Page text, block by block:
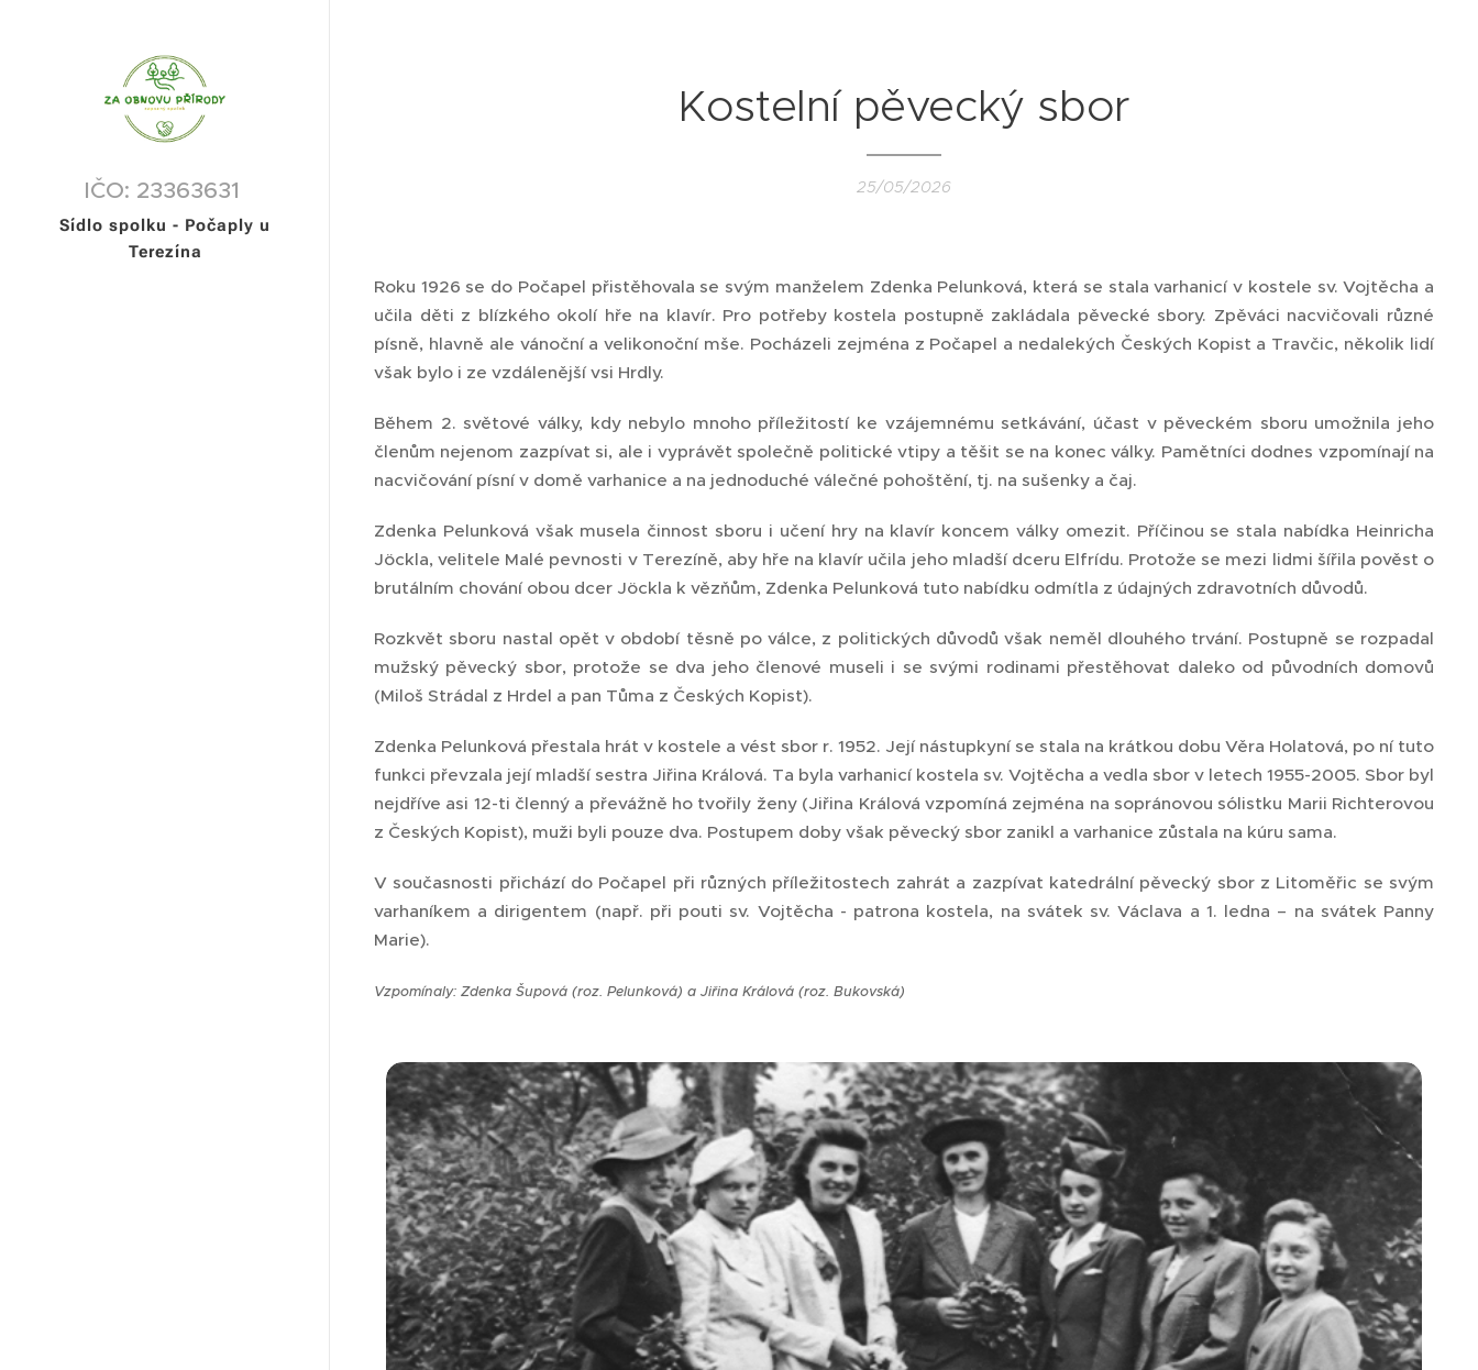
IČO: 23363631
Sídlo spolku - Počaply u
Terezína
Kostelní pěvecký sbor
25/05/2026
Roku 1926 se do Počapel přistěhovala se svým manželem Zdenka Pelunková, která se stala varhanicí v kostele sv. Vojtěcha a
učila děti z blízkého okolí hře na klavír. Pro potřeby kostela postupně zakládala pěvecké sbory. Zpěváci nacvičovali různé
písně, hlavně ale vánoční a velikonoční mše. Pocházeli zejména z Počapel a nedalekých Českých Kopist a Travčic, několik lidí
však bylo i ze vzdálenější vsi Hrdly.
Během 2. světové války, kdy nebylo mnoho příležitostí ke vzájemnému setkávání, účast v pěveckém sboru umožnila jeho
členům nejenom zazpívat si, ale i vyprávět společně politické vtipy a těšit se na konec války. Pamětníci dodnes vzpomínají na
nacvičování písní v domě varhanice a na jednoduché válečné pohoštění, tj. na sušenky a čaj.
Zdenka Pelunková však musela činnost sboru i učení hry na klavír koncem války omezit. Příčinou se stala nabídka Heinricha
Jöckla, velitele Malé pevnosti v Terezíně, aby hře na klavír učila jeho mladší dceru Elfrídu. Protože se mezi lidmi šířila pověst o
brutálním chování obou dcer Jöckla k vězňům, Zdenka Pelunková tuto nabídku odmítla z údajných zdravotních důvodů.
Rozkvět sboru nastal opět v období těsně po válce, z politických důvodů však neměl dlouhého trvání. Postupně se rozpadal
mužský pěvecký sbor, protože se dva jeho členové museli i se svými rodinami přestěhovat daleko od původních domovů
(Miloš Strádal z Hrdel a pan Tůma z Českých Kopist).
Zdenka Pelunková přestala hrát v kostele a vést sbor r. 1952. Její nástupkyní se stala na krátkou dobu Věra Holatová, po ní tuto
funkci převzala její mladší sestra Jiřina Králová. Ta byla varhanicí kostela sv. Vojtěcha a vedla sbor v letech 1955-2005. Sbor byl
nejdříve asi 12-ti členný a převážně ho tvořily ženy (Jiřina Králová vzpomíná zejména na sopránovou sólistku Marii Richterovou
z Českých Kopist), muži byli pouze dva. Postupem doby však pěvecký sbor zanikl a varhanice zůstala na kúru sama.
V současnosti přichází do Počapel při různých příležitostech zahrát a zazpívat katedrální pěvecký sbor z Litoměřic se svým
varhaníkem a dirigentem (např. při pouti sv. Vojtěcha - patrona kostela, na svátek sv. Václava a 1. ledna – na svátek Panny
Marie).
Vzpomínaly: Zdenka Šupová (roz. Pelunková) a Jiřina Králová (roz. Bukovská)